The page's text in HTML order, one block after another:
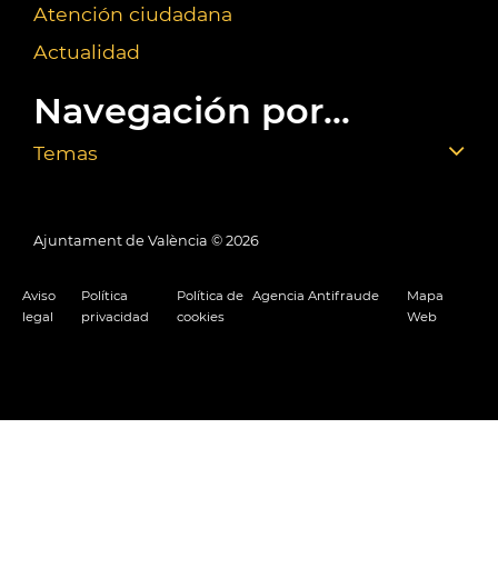
Atención ciudadana
Actualidad
Navegación por...
Temas
Ajuntament de València © 2026
Aviso
legal
Política
privacidad
Política de
cookies
Agencia Antifraude
Mapa
Web